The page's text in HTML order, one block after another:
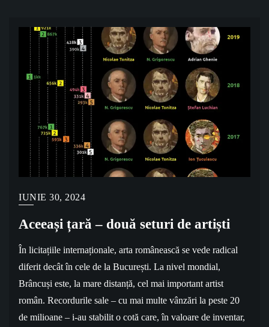
IUNIE 30, 2024
Aceeași țară – două seturi de artiști
În licitațiile internaționale, arta românească se vede radical
diferit decât în cele de la București. La nivel mondial,
Brâncuși este, la mare distanță, cel mai important artist
român. Recordurile sale – cu mai multe vânzări la peste 20
de milioane – i-au stabilit o cotă care, în valoare de inventar,